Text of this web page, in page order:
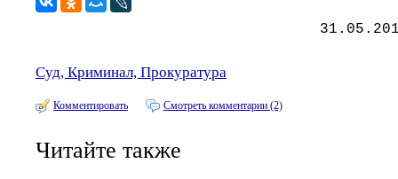
Суд, Криминал, Прокуратура
Комментировать Смотреть комментарии (2)
Читайте также